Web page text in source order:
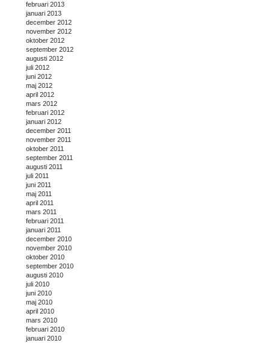
februari 2013
januari 2013
december 2012
november 2012
oktober 2012
september 2012
augusti 2012
juli 2012
juni 2012
maj 2012
april 2012
mars 2012
februari 2012
januari 2012
december 2011
november 2011
oktober 2011
september 2011
augusti 2011
juli 2011
juni 2011
maj 2011
april 2011
mars 2011
februari 2011
januari 2011
december 2010
november 2010
oktober 2010
september 2010
augusti 2010
juli 2010
juni 2010
maj 2010
april 2010
mars 2010
februari 2010
januari 2010